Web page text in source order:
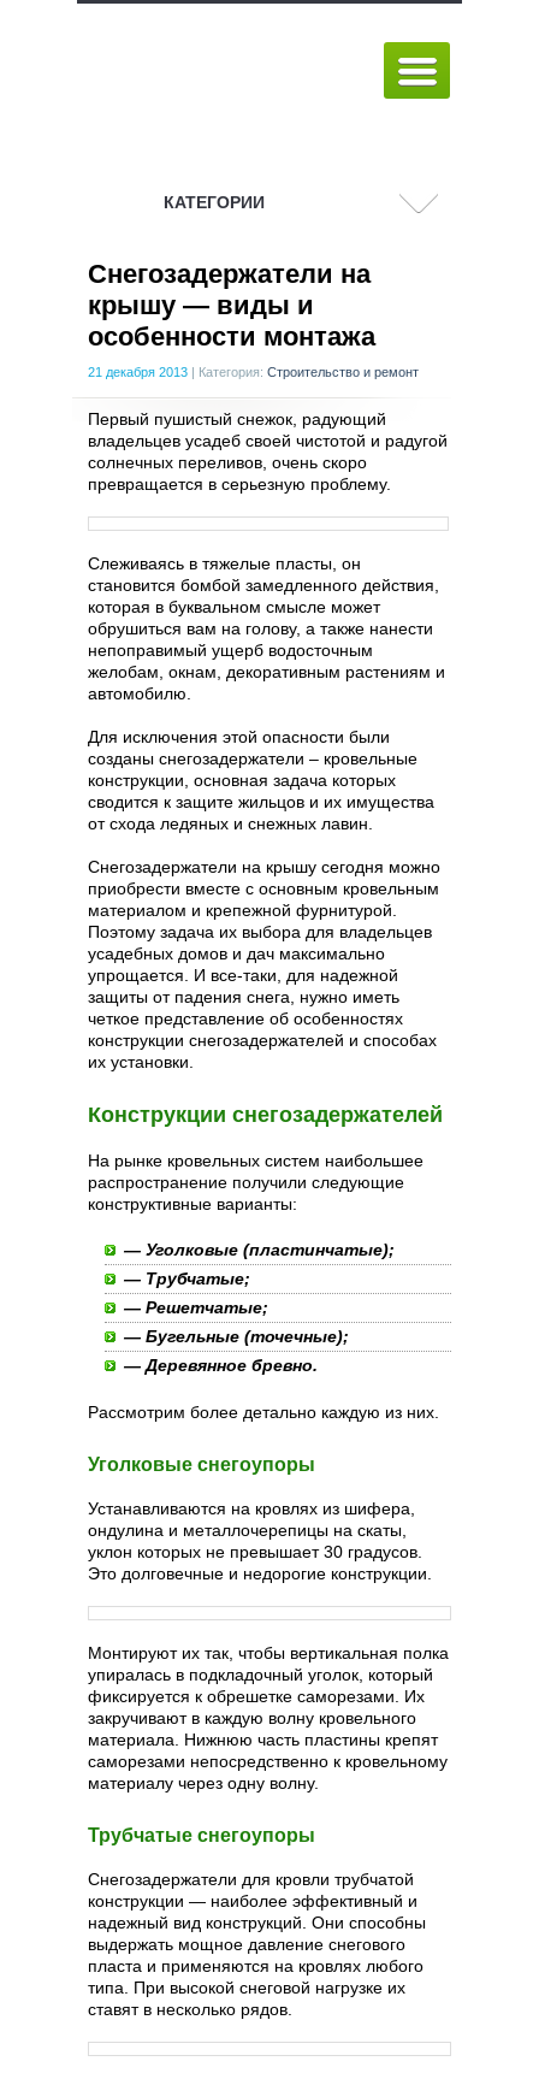
КАТЕГОРИИ
Снегозадержатели на
крышу — виды и
особенности монтажа
21 декабря 2013 | Категория: Строительство и ремонт
Первый пушистый снежок, радующий
владельцев усадеб своей чистотой и радугой
солнечных переливов, очень скоро
превращается в серьезную проблему.
Слеживаясь в тяжелые пласты, он
становится бомбой замедленного действия,
которая в буквальном смысле может
обрушиться вам на голову, а также нанести
непоправимый ущерб водосточным
желобам, окнам, декоративным растениям и
автомобилю.
Для исключения этой опасности были
созданы снегозадержатели – кровельные
конструкции, основная задача которых
сводится к защите жильцов и их имущества
от схода ледяных и снежных лавин.
Снегозадержатели на крышу сегодня можно
приобрести вместе с основным кровельным
материалом и крепежной фурнитурой.
Поэтому задача их выбора для владельцев
усадебных домов и дач максимально
упрощается. И все-таки, для надежной
защиты от падения снега, нужно иметь
четкое представление об особенностях
конструкции снегозадержателей и способах
их установки.
Конструкции снегозадержателей
На рынке кровельных систем наибольшее
распространение получили следующие
конструктивные варианты:
— Уголковые (пластинчатые);
— Трубчатые;
— Решетчатые;
— Бугельные (точечные);
— Деревянное бревно.
Рассмотрим более детально каждую из них.
Уголковые снегоупоры
Устанавливаются на кровлях из шифера,
ондулина и металлочерепицы на скаты,
уклон которых не превышает 30 градусов.
Это долговечные и недорогие конструкции.
Монтируют их так, чтобы вертикальная полка
упиралась в подкладочный уголок, который
фиксируется к обрешетке саморезами. Их
закручивают в каждую волну кровельного
материала. Нижнюю часть пластины крепят
саморезами непосредственно к кровельному
материалу через одну волну.
Трубчатые снегоупоры
Снегозадержатели для кровли трубчатой
конструкции — наиболее эффективный и
надежный вид конструкций. Они способны
выдержать мощное давление снегового
пласта и применяются на кровлях любого
типа. При высокой снеговой нагрузке их
ставят в несколько рядов.